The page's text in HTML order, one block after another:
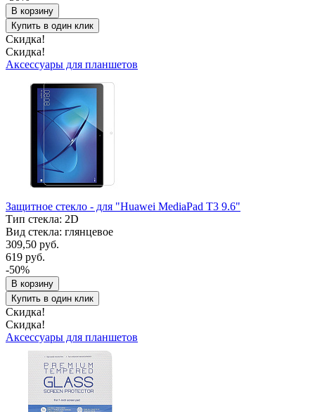
В корзину
Купить в один клик
Скидка!
Скидка!
Аксессуары для планшетов
Защитное стекло - для "Huawei MediaPad T3 9.6"
Тип стекла: 2D
Вид стекла: глянцевое
309,50 руб.
619 руб.
-50%
В корзину
Купить в один клик
Скидка!
Скидка!
Аксессуары для планшетов